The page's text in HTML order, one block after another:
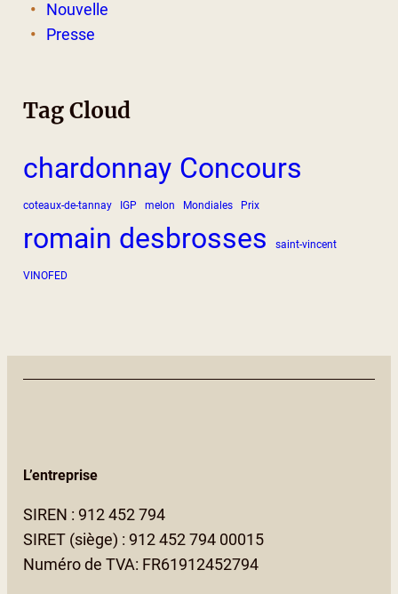
Nouvelle
Presse
Tag Cloud
chardonnay Concours
coteaux-de-tannay IGP melon Mondiales Prix
romain desbrosses saint-vincent
VINOFED
L’entreprise
SIREN : 912 452 794
SIRET (siège) : 912 452 794 00015
Numéro de TVA: FR61912452794